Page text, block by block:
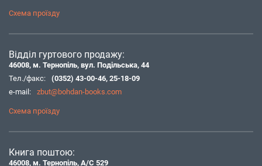
Схема проїзду
Відділ гуртового продажу:
46008, м. Тернопіль, вул. Подільська, 44
Тел./факс:
(0352) 43-00-46, 25-18-09
e-mail:
zbut@bohdan-books.com
Схема проїзду
Книга поштою:
46008, м. Тернопіль, А/С 529